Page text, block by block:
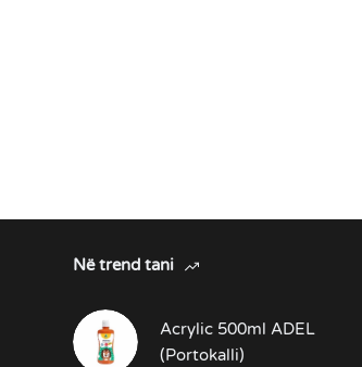
Në trend tani
Acrylic 500ml ADEL
(Portokalli)